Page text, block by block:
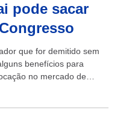
pode sacar
que for demitido sem
benefícios para
no mercado de